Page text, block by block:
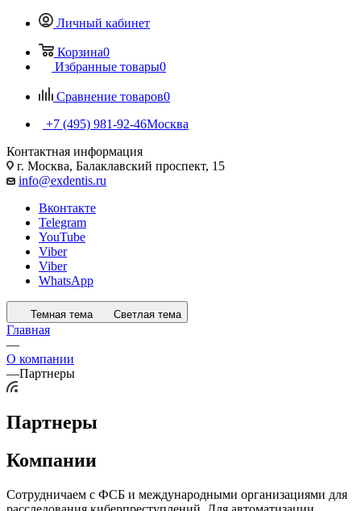
Личный кабинет
Корзина0
Избранные товары0
Сравнение товаров0
+7 (495) 981-92-46Москва
Контактная информация
г. Москва, Балаклавский проспект, 15
info@exdentis.ru
Вконтакте
Telegram
YouTube
Viber
Viber
WhatsApp
Темная тема Светлая тема
Главная
—
О компании
—Партнеры
Партнеры
Компании
Сотрудничаем с ФСБ и международными организациями для